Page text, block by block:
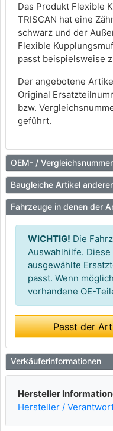
Das Produkt Flexible
TRISCAN hat eine
schwarz und der
Flexible
passt beispielsweise
Der angebotene
Original
bzw.
geführt.
OEM- /
Baugleiche Artikel
Fahrzeuge in denen der
WICHTIG! Die
Auswahlhilfe.
ausgewählte
passt. Wenn
vorhandene OE-
Passt der
Verkäuferinformationen
Hersteller
Hersteller /